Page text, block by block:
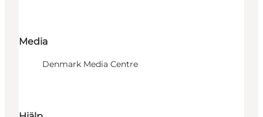
Media
Denmark Media Centre